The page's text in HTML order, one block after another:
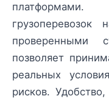
проверенными
позволяет
реальных
рисков.